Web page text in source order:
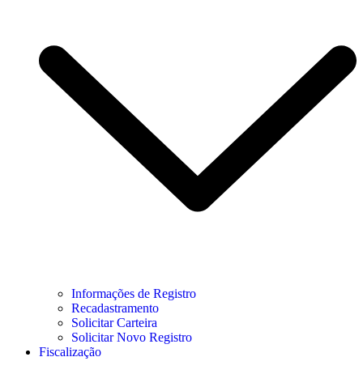
Informações de Registro
Recadastramento
Solicitar Carteira
Solicitar Novo Registro
Fiscalização